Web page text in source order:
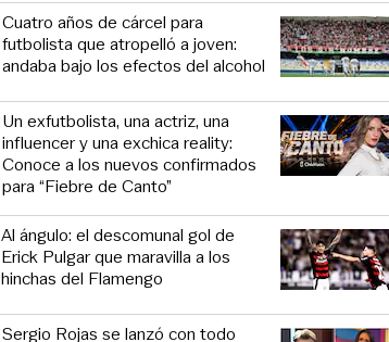
Cuatro años de cárcel para
futbolista que atropelló a joven:
andaba bajo los efectos del alcohol
Un exfutbolista, una actriz, una
influencer y una exchica reality:
Conoce a los nuevos confirmados
para “Fiebre de Canto”
Al ángulo: el descomunal gol de
Erick Pulgar que maravilla a los
hinchas del Flamengo
Sergio Rojas se lanzó con todo